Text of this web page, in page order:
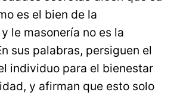
es el bien de la
le masonería no es la
sus palabras, persiguen el
individuo para el bienestar
y afirman que esto solo